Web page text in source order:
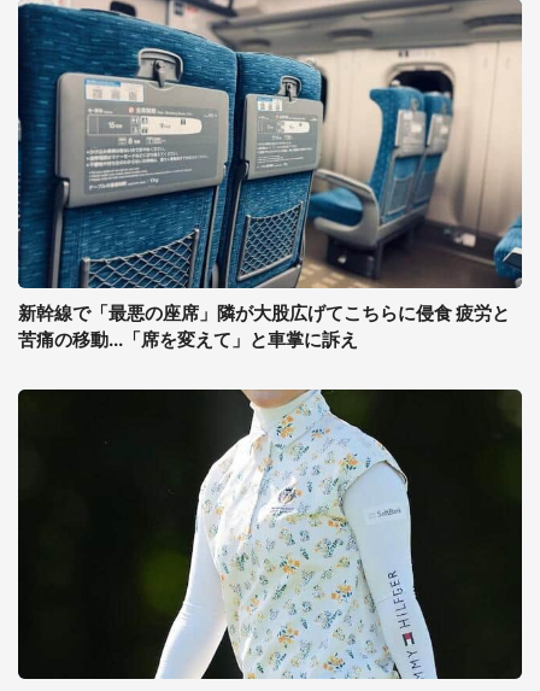
新幹線で「最悪の座席」隣が大股広げてこちらに侵食 疲労と
苦痛の移動...「席を変えて」と車掌に訴え